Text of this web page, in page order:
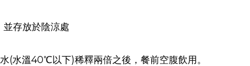
存放於陰涼處
(水溫40℃以下)稀釋兩倍之後，餐前空腹飲用。